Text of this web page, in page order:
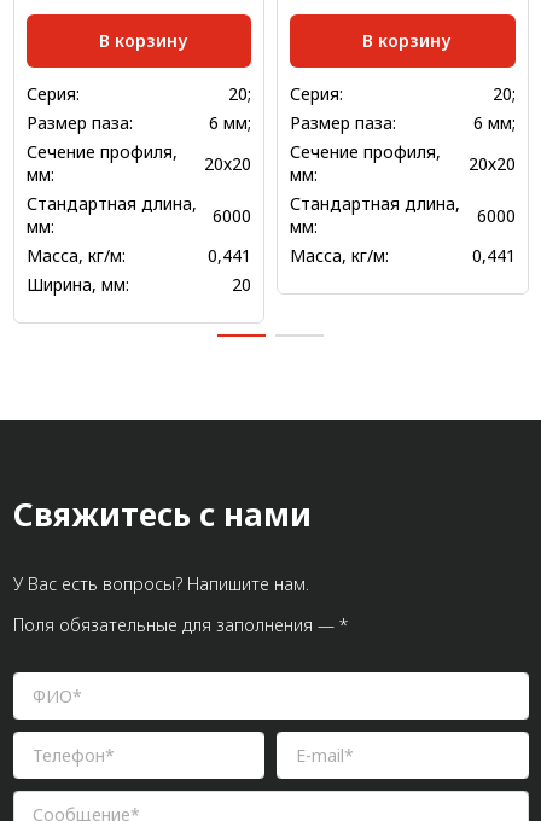
В корзину
Серия:
20;
Размер паза:
6 мм;
Сечение профиля,
мм:
20х20
Стандартная длина,
мм:
6000
Масса, кг/м:
0,441
Ширина, мм:
20
В корзину
Серия:
20;
Размер паза:
6 мм;
Сечение профиля,
мм:
20х20
Стандартная длина,
мм:
6000
Масса, кг/м:
0,441
Свяжитесь с нами
У Вас есть вопросы? Напишите нам.
Поля обязательные для заполнения — *